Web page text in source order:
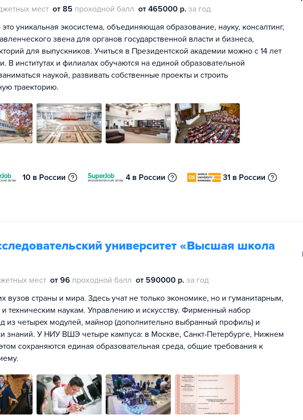
мест от 85 проходной балл от 465000 р. за год
уникальная экосистема, объединяющая образование, науку, консалтинг,
звена для органов государственной власти и бизнеса,
для выпускников. Учиться в Президентской академии можно с 14 лет
В институтах и филиалах обучаются на единой образовательной
наукой, развивать собственные проекты и строить
траекторию.
10 в России 4 в России 31 в России
университет «Высшая школа
мест от 96 проходной балл от 590000 р. за год
страны и мира. Здесь учат не только экономике, но и гуманитарным,
техническим наукам. Управлению и искусству. Фирменный набор
из четырех модулей, майнор (дополнительно выбранный профиль) и
знаний. У НИУ ВШЭ четыре кампуса: в Москве, Санкт-Петербурге, Нижнем
сохраняются единая образовательная среда, общие требования к